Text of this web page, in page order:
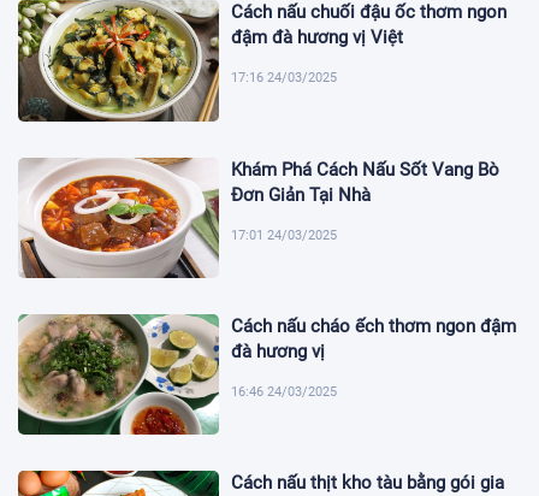
Cách nấu chuối đậu ốc thơm ngon
đậm đà hương vị Việt
17:16 24/03/2025
Khám Phá Cách Nấu Sốt Vang Bò
Đơn Giản Tại Nhà
17:01 24/03/2025
Cách nấu cháo ếch thơm ngon đậm
đà hương vị
16:46 24/03/2025
Cách nấu thịt kho tàu bằng gói gia